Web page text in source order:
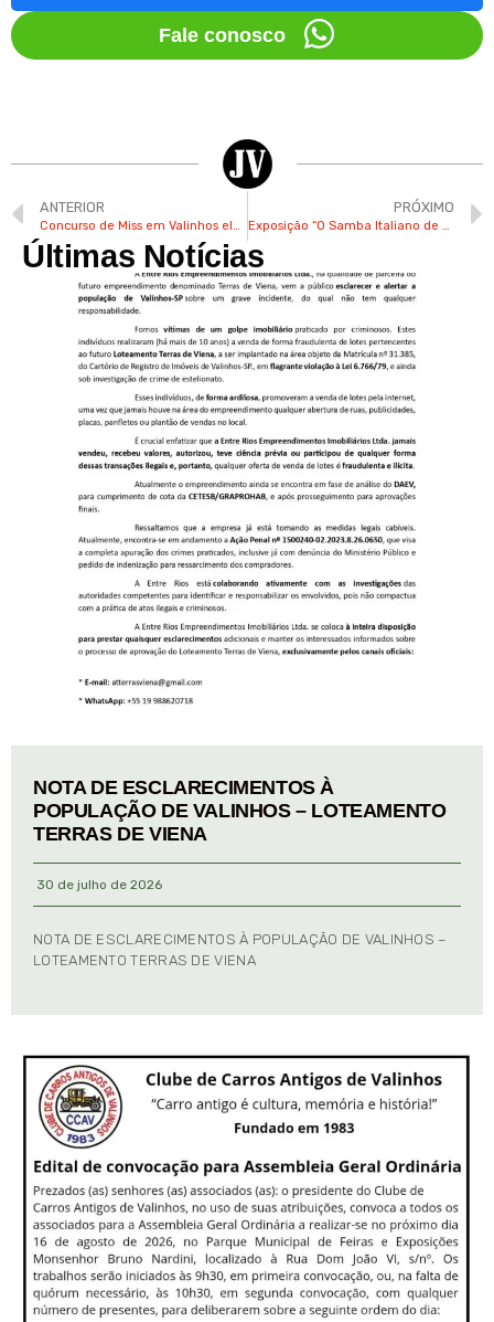
Fale conosco
ANTERIOR PRÓXIMO
Últimas Notícias
NOTA DE ESCLARECIMENTOS À
POPULAÇÃO DE VALINHOS – LOTEAMENTO
TERRAS DE VIENA
30 de julho de 2026
NOTA DE ESCLARECIMENTOS À POPULAÇÃO DE VALINHOS –
LOTEAMENTO TERRAS DE VIENA